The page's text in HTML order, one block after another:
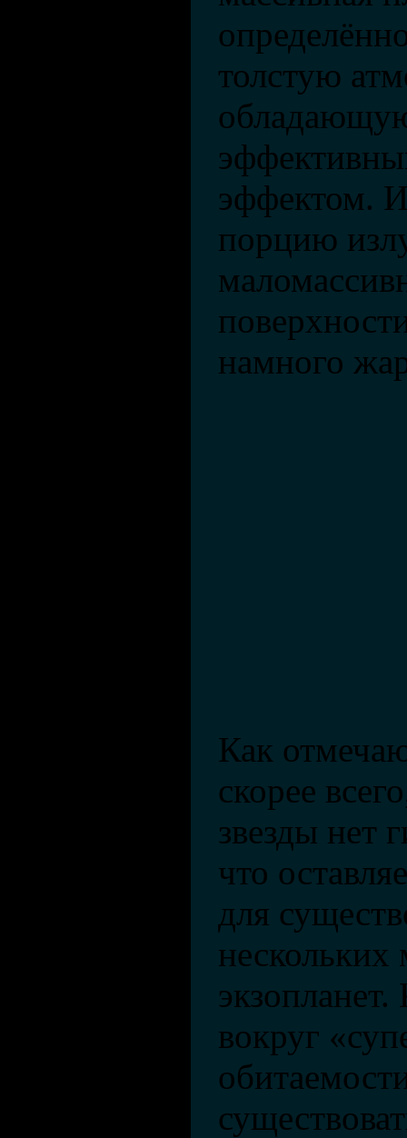
толстую
эффектом.
порцию
намного
Как
скорее
звезды нет
что
для
вокруг